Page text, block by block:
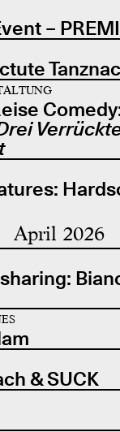
–
April 2026
& SUCK